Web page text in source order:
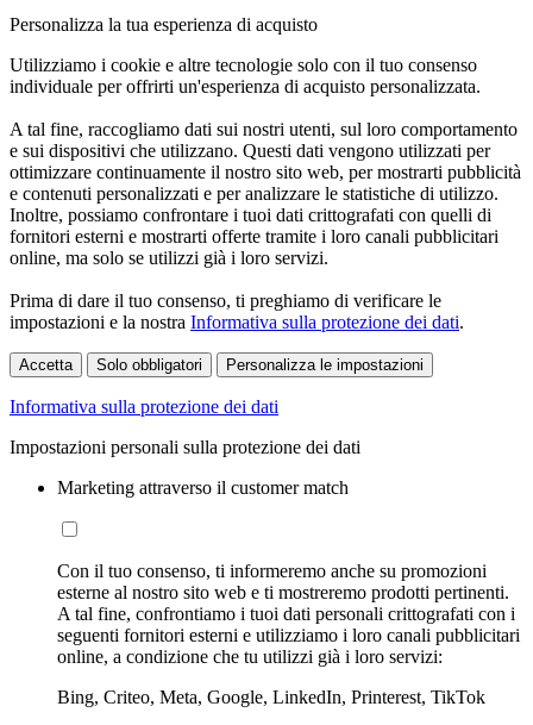
Personalizza la tua esperienza di acquisto
Utilizziamo i cookie e altre tecnologie solo con il tuo consenso
individuale per offrirti un'esperienza di acquisto personalizzata.
A tal fine, raccogliamo dati sui nostri utenti, sul loro comportamento
e sui dispositivi che utilizzano. Questi dati vengono utilizzati per
ottimizzare continuamente il nostro sito web, per mostrarti pubblicità
e contenuti personalizzati e per analizzare le statistiche di utilizzo.
Inoltre, possiamo confrontare i tuoi dati crittografati con quelli di
fornitori esterni e mostrarti offerte tramite i loro canali pubblicitari
online, ma solo se utilizzi già i loro servizi.
Prima di dare il tuo consenso, ti preghiamo di verificare le
impostazioni e la nostra Informativa sulla protezione dei dati.
Accetta Solo obbligatori Personalizza le impostazioni
Informativa sulla protezione dei dati
Impostazioni personali sulla protezione dei dati
Marketing attraverso il customer match
Con il tuo consenso, ti informeremo anche su promozioni
esterne al nostro sito web e ti mostreremo prodotti pertinenti.
A tal fine, confrontiamo i tuoi dati personali crittografati con i
seguenti fornitori esterni e utilizziamo i loro canali pubblicitari
online, a condizione che tu utilizzi già i loro servizi:
Bing, Criteo, Meta, Google, LinkedIn, Printerest, TikTok